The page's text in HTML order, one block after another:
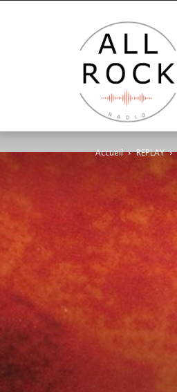
Accueil REPLAY